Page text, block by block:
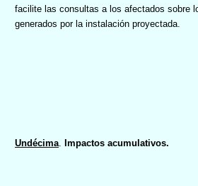
facilite las consultas a los afectados sobre
generados por la instalación proyectada.
Undécima Impactos acumulativos.